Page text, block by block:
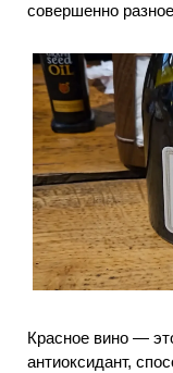
совершенно
Красное вино —
антиоксидант,